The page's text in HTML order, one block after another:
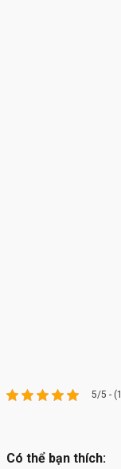
5/5 -
Có thể bạn thích: